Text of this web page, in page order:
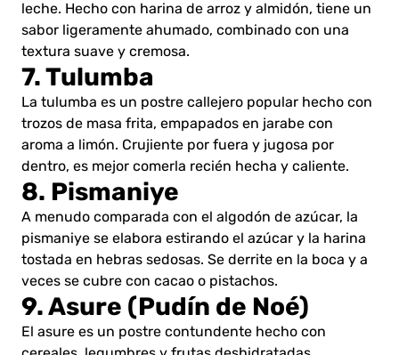
leche. Hecho con harina de arroz y almidón, tiene un
sabor ligeramente ahumado, combinado con una
textura suave y cremosa.
7. Tulumba
La tulumba es un postre callejero popular hecho con
trozos de masa frita, empapados en jarabe con
aroma a limón. Crujiente por fuera y jugosa por
dentro, es mejor comerla recién hecha y caliente.
8. Pismaniye
A menudo comparada con el algodón de azúcar, la
pismaniye se elabora estirando el azúcar y la harina
tostada en hebras sedosas. Se derrite en la boca y a
veces se cubre con cacao o pistachos.
9. Asure (Pudín de Noé)
El asure es un postre contundente hecho con